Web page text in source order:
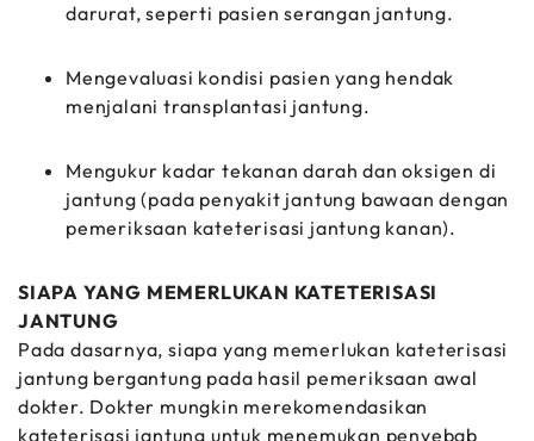
darurat, seperti pasien serangan jantung.
Mengevaluasi kondisi pasien yang hendak
menjalani transplantasi jantung.
Mengukur kadar tekanan darah dan oksigen di
jantung (pada penyakit jantung bawaan dengan
pemeriksaan kateterisasi jantung kanan).
SIAPA YANG MEMERLUKAN KATETERISASI
JANTUNG
Pada dasarnya, siapa yang memerlukan kateterisasi
jantung bergantung pada hasil pemeriksaan awal
dokter. Dokter mungkin merekomendasikan
kateterisasi jantung untuk menemukan penyebab